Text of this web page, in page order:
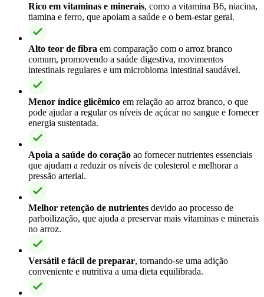
Rico em vitaminas e minerais, como a vitamina B6, niacina,
tiamina e ferro, que apoiam a saúde e o bem-estar geral.
Alto teor de fibra em comparação com o arroz branco
comum, promovendo a saúde digestiva, movimentos
intestinais regulares e um microbioma intestinal saudável.
Menor índice glicêmico em relação ao arroz branco, o que
pode ajudar a regular os níveis de açúcar no sangue e fornecer
energia sustentada.
Apoia a saúde do coração ao fornecer nutrientes essenciais
que ajudam a reduzir os níveis de colesterol e melhorar a
pressão arterial.
Melhor retenção de nutrientes devido ao processo de
parboilização, que ajuda a preservar mais vitaminas e minerais
no arroz.
Versátil e fácil de preparar, tornando-se uma adição
conveniente e nutritiva a uma dieta equilibrada.